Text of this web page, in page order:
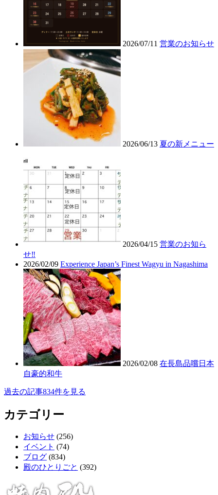
2026/07/11 営業のお知らせ
2026/06/13 夏の新メニュー
2026/04/15 営業のお知ら
せ‼︎
2026/02/09 Experience Japan’s Finest Wagyu in Nagashima
2026/02/08 在長島品嚐日本
自豪的和牛
過去の記事834件を見る
カテゴリー
お知らせ (256)
イベント (74)
ブログ (834)
殿のひとりごと (392)